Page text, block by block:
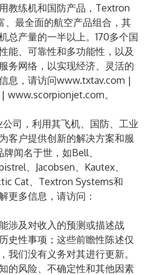
教练机和国防产品，Textron
、最全面的航空产品组合，其
总产量的一半以上。170多个国
能、可靠性和多功能性，以及
务网络，以实现经济、灵活的
息，请访问www.txtav.com |
| www.scorpionjet.com。
司，利用其飞机、国防、工业
客户提供创新的解决方案和服
闻名于世，如Bell、
、Jacobsen、Kautex、
Cat、Textron Systems和
更多信息，请访问：
涉及对收入的预测或描述战
史性事项；这些前瞻性陈述仅
我们没有义务对其进行更新。
的风险、不确定性和其他因素